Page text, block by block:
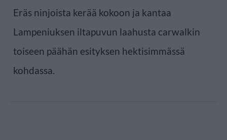
Eräs ninjoista kerää kokoon ja kantaa
Lampeniuksen iltapuvun laahusta carwalkin
toiseen päähän esityksen hektisimmässä
kohdassa.